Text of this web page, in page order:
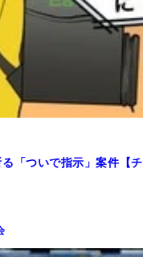
「ついで指示」案件【チ